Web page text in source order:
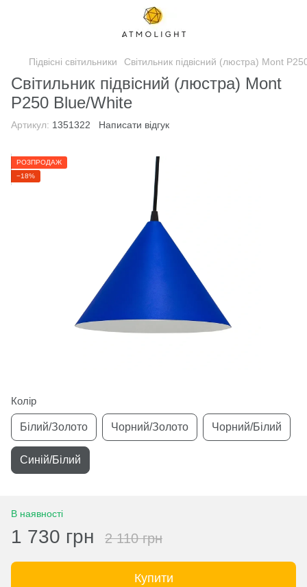
Підвісні світильники Світильник підвісний (люстра) Mont
Світильник підвісний (люстра) Mont
P250 Blue/White
Артикул: 1351322 Написати відгук
РОЗПРОДАЖ
−18%
Колір
Білий/Золото Чорний/Золото Чорний/Білий
Синій/Білий
В наявності
1 730 грн 2 110 грн
Купити